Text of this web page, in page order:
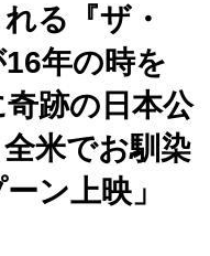
る『ザ・
年の時を
跡の日本公
米でお馴染
ン上映」